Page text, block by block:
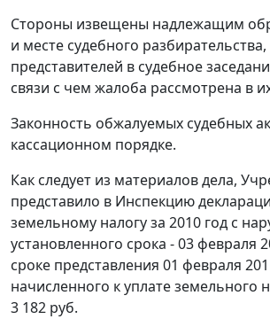
Стороны извещены надлежащим
и месте судебного
представителей в судебное
связи с чем жалоба рассмотрена в
Законность обжалуемых судебных
кассационном порядке.
Как следует из материалов дела,
представило в Инспекцию
земельному налогу за 2010 год с
установленного срока - 03 февраля
сроке представления 01 февраля
начисленного к уплате земельного
3 182 руб.